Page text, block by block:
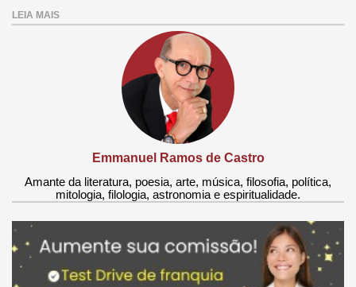
LEIA MAIS
Emmanuel Ramos de Castro
Amante da literatura, poesia, arte, música, filosofia, política,
mitologia, filologia, astronomia e espiritualidade.